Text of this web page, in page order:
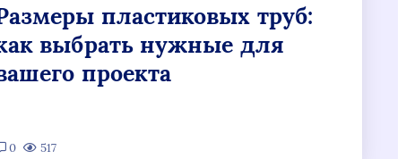
пластиковых труб:
выбрать нужные для
проекта
0 517